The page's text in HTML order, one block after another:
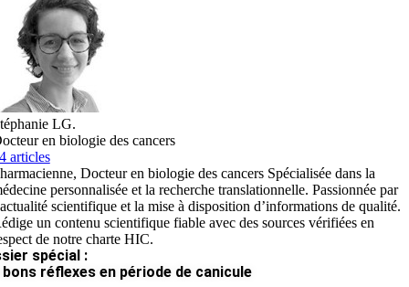
LG.
en biologie des cancers
articles
Docteur en biologie des cancers Spécialisée dans la
personnalisée et la recherche translationnelle. Passionnée par
scientifique et la mise à disposition d’informations de qualité.
un contenu scientifique fiable avec des sources vérifiées en
de notre charte HIC.
spécial :
bons réflexes en période de canicule